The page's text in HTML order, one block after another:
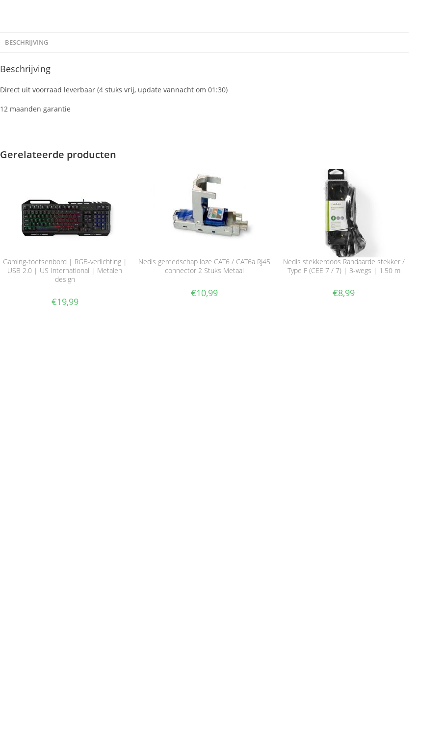
BESCHRIJVING
Beschrijving
Direct uit voorraad leverbaar (4 stuks vrij, update vannacht om 01:30)
12 maanden garantie
Gerelateerde producten
Gaming-toetsenbord | RGB-verlichting |
USB 2.0 | US International | Metalen
design
€19,99
Nedis gereedschap loze CAT6 / CAT6a RJ45
connector 2 Stuks Metaal
€10,99
Nedis stekkerdoos Randaarde stekker /
Type F (CEE 7 / 7) | 3-wegs | 1.50 m
€8,99